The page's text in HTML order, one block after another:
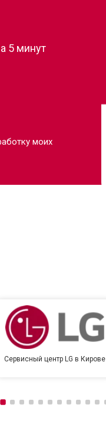
5 минут
моих
Сервисный центр LG в Кирове